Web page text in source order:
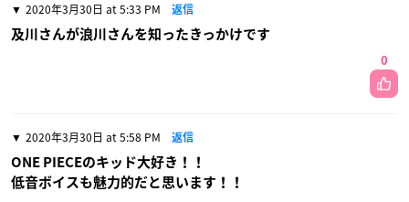
2020年3月30日 at 5:33 PM 返信
及川さんが浪川さんを知ったきっかけです
0
2020年3月30日 at 5:58 PM 返信
ONE PIECEのキッド大好き！！
低音ボイスも魅力的だと思います！！